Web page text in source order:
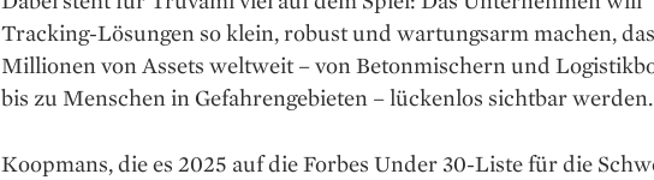
Tracking-Lösungen so klein, robust und wartungsarm machen,
Millionen von Assets weltweit – von Betonmischern und
bis zu Menschen in Gefahrengebieten – lückenlos sichtbar werden.
Koopmans, die es 2025 auf die Forbes Under 30-Liste für die